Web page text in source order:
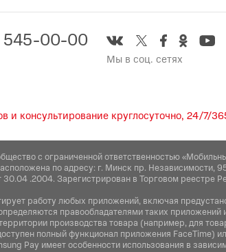
545-00-00
Мы в соц. сетях
и консультирование круглосуточно, 24/7/
с ограниченной ответственностью
по адресу: г. Минск пр. Независимости,
.2004. Зарегистрирован в Торговом реестре
работу любых приложений, включая
правообладателями таких приложений
производства товара (например, для
полный функционал приложения FaceTime)
Pay имеет особенности использования в